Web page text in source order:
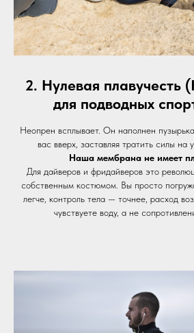
2. Нулевая плавучесть
для подводных
Неопрен всплывает. Он наполнен
вас вверх, заставляя тратить силы на
Наша мембрана не имеет
Для дайверов и фридайверов это
собственным костюмом. Вы просто
легче, контроль тела — точнее, расход
чувствуете воду, а не